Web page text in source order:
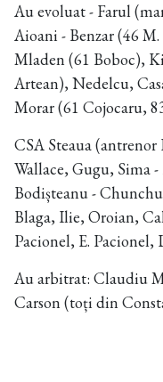
Au evoluat - Farul
Aioani - Benzar (46
Mladen (61 Boboc),
Artean), Nedelcu,
Morar (61 Cojocaru,
CSA Steaua
Wallace, Gugu, Sima
Bodișteanu -
Blaga, Ilie, Oroian,
Pacionel, E.
Au arbitrat: Claudiu
Carson (toți din